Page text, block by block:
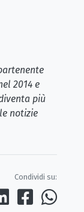
2014 e
più
notizie
Condividi su: